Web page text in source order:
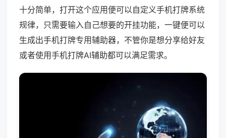
十分简单，打开这个应用便可以自定义手机打牌系统
规律，只需要输入自己想要的开挂功能，一键便可以
生成出手机打牌专用辅助器，不管你是想分享给好友
或者使用手机打牌AI辅助都可以满足需求。